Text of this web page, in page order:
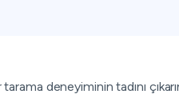
deneyiminin tadını